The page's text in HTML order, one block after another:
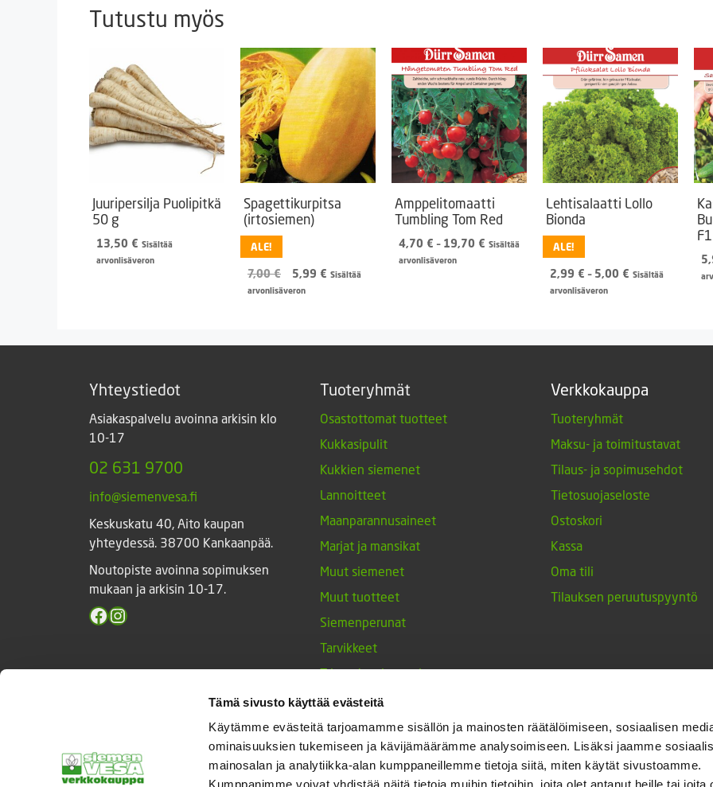
Tämä sivusto käyttää evästeitä
Käytämme evästeitä tarjoamamme sisällön ja mainosten räätälöimiseen, sosiaalisen
ominaisuuksien tukemiseen ja kävijämäärämme analysoimiseen. Lisäksi jaamme
mainosalan ja analytiikka-alan kumppaneillemme tietoja siitä, miten käytät sivustoamme.
Tutustu myös
Juuripersilja Puolipitkä
50 g
13,50 € Sisältää
arvonlisäveron
Spagettikurpitsa
(irtosiemen)
ALE!
7,00€
Alkuperäinen
hinta
5,99 € Nykyinen
Sisältää
arvonlisäveron
Amppelitomaatti
Tumbling Tom Red
4,70 € – 19,70 € Hintaluokka:
Sisältää
arvonlisäveron
Lehtisalaatti Lollo
Bionda
ALE!
2,99 € – 5,00 € Hintaluokka:
Sisältää
arvonlisäveron
Yhteystiedot
Asiakaspalvelu avoinna arkisin klo
10-17
02 631 9700
info@siemenvesa.fi
Keskuskatu 40, Aito kaupan
yhteydessä. 38700 Kankaanpää.
Noutopiste avoinna sopimuksen
mukaan ja arkisin 10-17.
Facebook
Instagram
Tuoteryhmät
Osastottomat tuotteet
Kukkasipulit
Kukkien siemenet
Lannoitteet
Maanparannusaineet
Marjat ja mansikat
Muut siemenet
Muut tuotteet
Siemenperunat
Tarvikkeet
Triumph-tulppaanit
Vihannesten siemenet
Yrtit ja maustekasvit
Verkkokauppa
Tuoteryhmät
Maksu- ja toimitustavat
Tilaus- ja sopimusehdot
Tietosuojaseloste
Ostoskori
Kassa
Oma tili
Tilauksen peruutuspyyntö